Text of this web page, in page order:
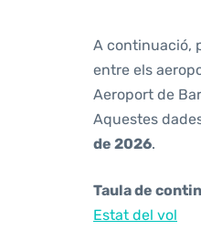
A continuació,
entre els
Aeroport de
Aquestes
de 2026.
Taula de
Estat del vol